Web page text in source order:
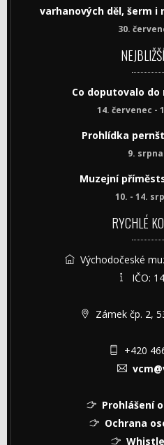
varhanových děl, šerm
30.
Co doputovalo
14. červenec -
Prohlídka
9.
Muzejní
10. - 14.
RYCHLÉ
Východočeské
IČO:
Zámek čp. 2,
+420
Prohlášení
Ochrana